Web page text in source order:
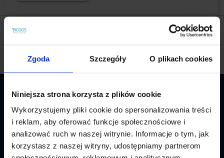
Zgoda Szczegóły O plikach cookies
Niniejsza strona korzysta z plików cookie
Wykorzystujemy pliki cookie do spersonalizowania treści
i reklam, aby oferować funkcje społecznościowe i
analizować ruch w naszej witrynie. Informacje o tym, jak
korzystasz z naszej witryny, udostępniamy partnerom
POTRZEBUJESZ POMOCY? ZADZWOŃ!
(pn‑pt , w godz.:
+48 94 717 35 00
BĄDŹ NA BIEŻĄCO. ZAPISZ SIĘ DO NEWSLETTERA.
Zapisz się
O nas